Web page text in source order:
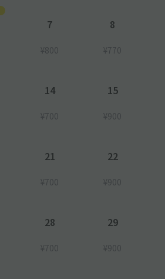
7
¥800
8
¥770
14
¥700
15
¥900
21
¥700
22
¥900
28
¥700
29
¥900